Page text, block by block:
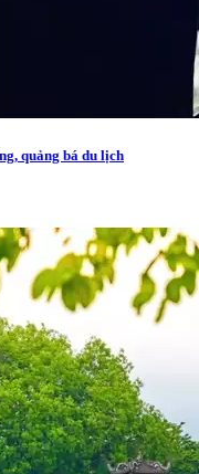
quảng bá du lịch